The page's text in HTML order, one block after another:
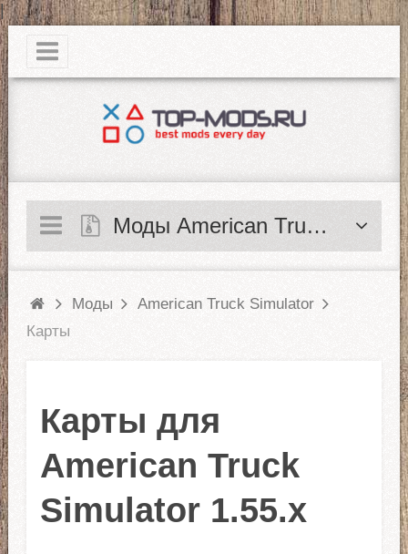
|
Моды American Truck Simulator
Моды
American Truck Simulator
Карты
Карты для
American Truck
Simulator 1.55.x